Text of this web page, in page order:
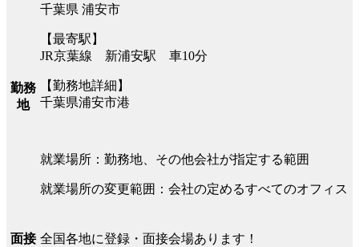
勤務
地
千葉県 浦安市
【最寄駅】
JR京葉線 新浦安駅 車10分
【勤務地詳細】
千葉県浦安市港
就業場所：勤務地、その他会社が指定する範囲
就業場所の変更範囲：会社の定めるすべてのオフィス
面接 全国各地に登録・面接会場あります！